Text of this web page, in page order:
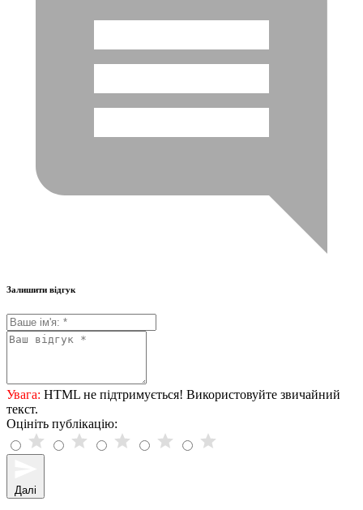
Залишити відгук
Увага: HTML не підтримується! Використовуйте звичайний
текст.
Оцініть публікацію:
Далі